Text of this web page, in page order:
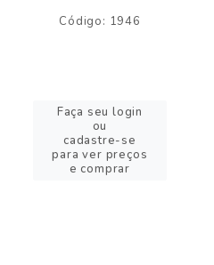
Código: 1946
Faça seu login
ou
cadastre-se
para ver preços
e comprar